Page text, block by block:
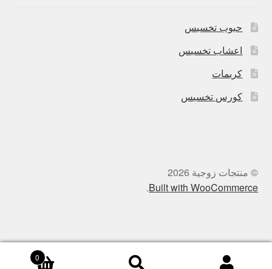
حبوب تخسيس
اعشاب تخسيس
كريمات
كورس تخسيس
© منتجات زوجية 2026
Built with WooCommerce
.
0